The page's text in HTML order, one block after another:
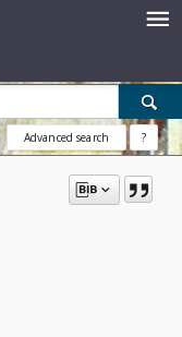
Advanced search ?